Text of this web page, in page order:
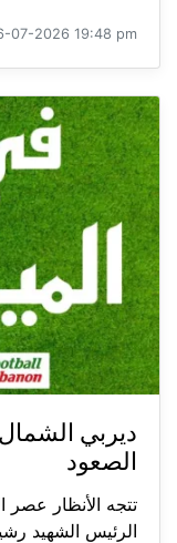
07-2026 19:48 pm
الصعود
تتجه الأنظار عصر
الرئيس الشهيد